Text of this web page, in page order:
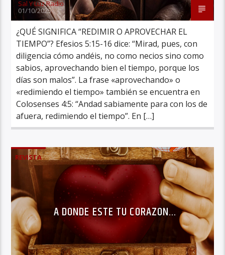
Sal Y Luz Radio
01/10/2025
¿QUÉ SIGNIFICA “REDIMIR O APROVECHAR EL
TIEMPO”? Efesios 5:15-16 dice: “Mirad, pues, con
diligencia cómo andéis, no como necios sino como
sabios, aprovechando bien el tiempo, porque los
días son malos”. La frase «aprovechando» o
«redimiendo el tiempo» también se encuentra en
Colosenses 4:5: “Andad sabiamente para con los de
afuera, redimiendo el tiempo”. En […]
REVISTA
A DONDE ESTE TU CORAZON…